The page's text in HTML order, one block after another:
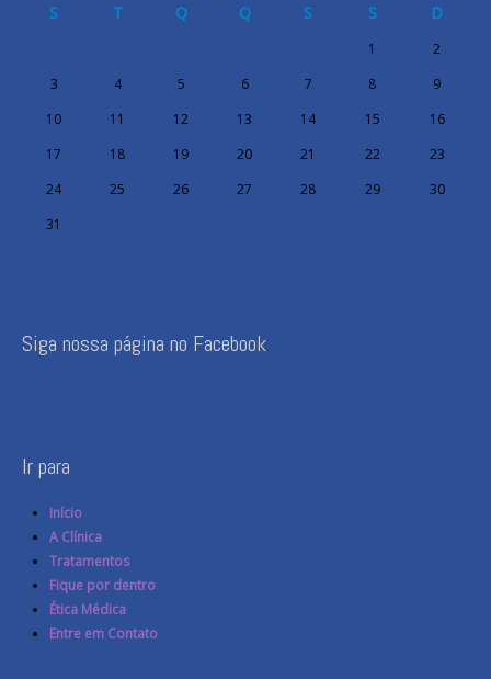
S T Q Q S S D
1
2
3
4 5 6 7 8
9
10
11 12 13 14 15
16
17
18 19 20 21 22
23
24
25 26 27 28 29
30
31
Siga nossa página no Facebook
Ir para
Início
A Clínica
Tratamentos
Fique por dentro
Ética Médica
Entre em Contato